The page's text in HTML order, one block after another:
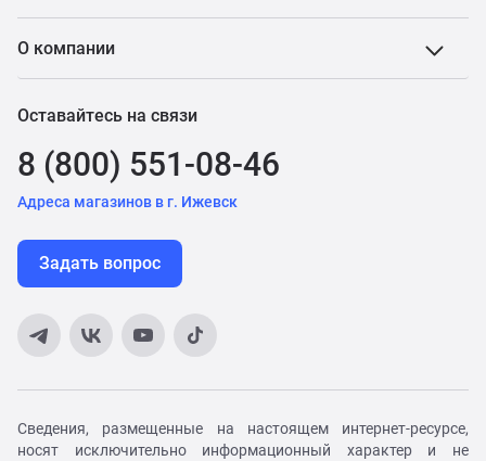
О компании
Оставайтесь на связи
8 (800) 551-08-46
Адреса магазинов в г. Ижевск
Задать вопрос
Сведения, размещенные на настоящем интернет-ресурсе,
носят исключительно информационный характер и не